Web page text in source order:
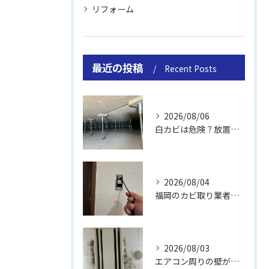
リフォーム
最近の投稿 Recent Posts
2026/08/06
白カビは危険？放置のリスクと取り方
2026/08/04
福岡のカビ取り業者おすすめの選び方と費用
2026/08/03
エアコン周りの壁が結露しやすい理由